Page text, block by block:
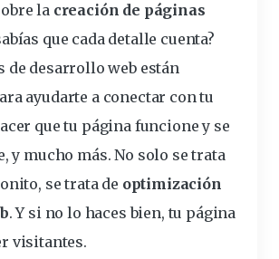
la creación de páginas
que cada detalle cuenta?
de desarrollo web están
ayudarte a conectar con tu
que tu páginafuncione y se
y mucho más. No solo se trata
se trata de optimización
. Y si no lo haces bien, tu página
visitantes.